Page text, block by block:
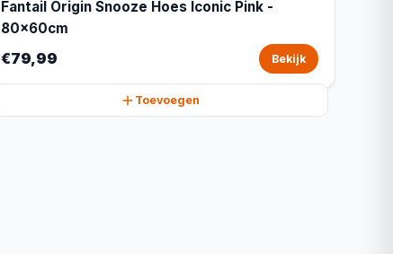
Fantail Origin Snooze Hoes Iconic Pink -
80x60cm
€79,99 Bekijk
Toevoegen